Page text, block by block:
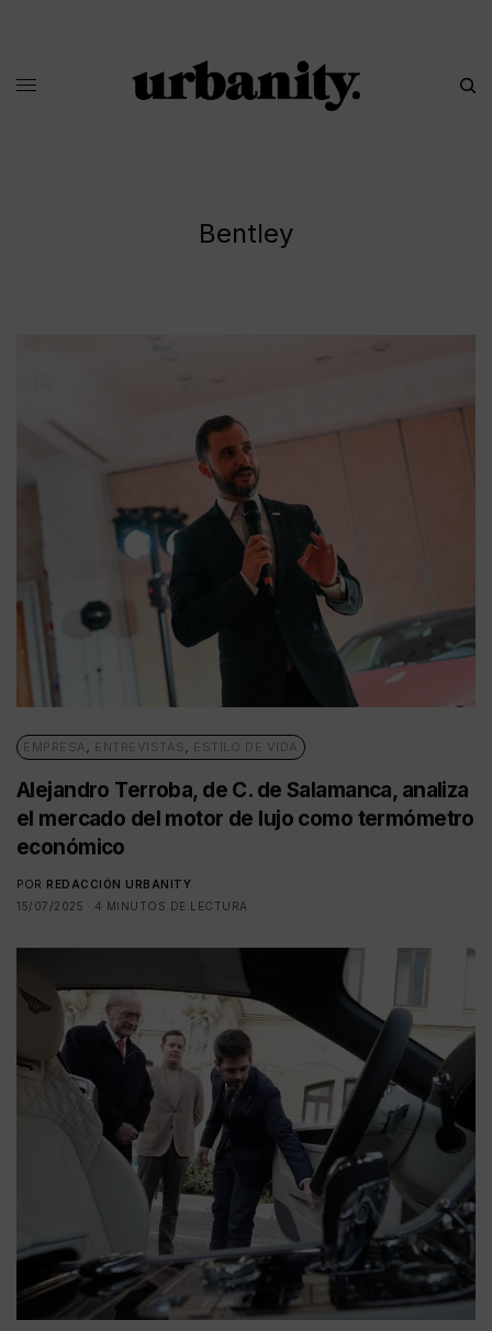
Bentley
EMPRESA , ENTREVISTAS , ESTILO DE VIDA
Alejandro Terroba, de C. de Salamanca, analiza
el mercado del motor de lujo como termómetro
económico
POR REDACCIÓN URBANITY
15/07/2025
4 MINUTOS DE LECTURA